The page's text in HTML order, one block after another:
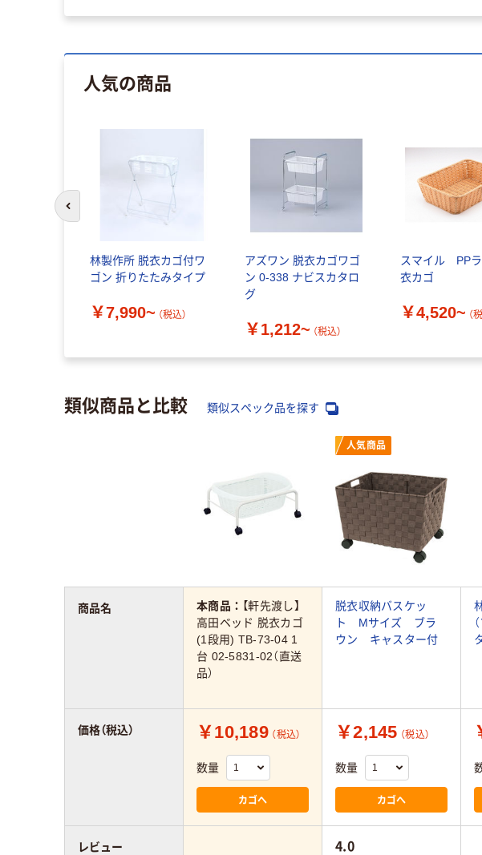
人気の商品
林製作所 脱衣カゴ付ワ
ゴン 折りたたみタイプ
￥7,990~ （税込）
アズワン 脱衣カゴワゴ
ン 0-338 ナビスカタロ
グ
￥1,212~ （税込）
スマイル PP
衣カゴ
￥4,520~ （
前のスライドへ
類似商品と比較 類似スペック品を探す
人気商品
本商品： 【軒先渡し】
高田ベッド 脱衣カゴ
(1段用) TB-73-04 1
台 02-5831-02（直送
品）
脱衣収納バスケッ
ト Mサイズ ブラ
ウン キャスター付
￥10,189 （税込）
数量
カゴへ
￥2,145 （税込）
数量
カゴへ
4.0
商品名
価格（税込）
レビュー